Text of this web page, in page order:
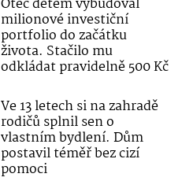
milionové investiční
portfolio do začátku
života. Stačilo mu
odkládat pravidelně 500 Kč
Ve 13 letech si na zahradě
rodičů splnil sen o
vlastním bydlení. Dům
postavil téměř bez cizí
pomoci